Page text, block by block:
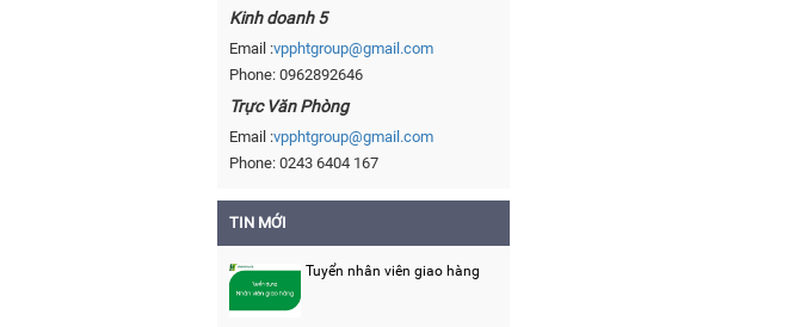
Kinh doanh 5
Email :vpphtgroup@gmail.com
Phone: 0962892646
Trực Văn Phòng
Email :vpphtgroup@gmail.com
Phone: 0243 6404 167
TIN MỚI
Tuyển nhân viên giao hàng